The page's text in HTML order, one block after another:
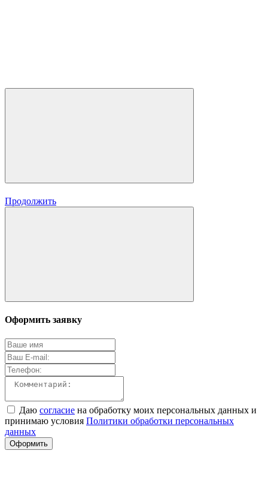
Продолжить
Оформить заявку
Даю согласие на обработку моих персональных данных и
принимаю условия Политики обработки персональных
данных
Оформить